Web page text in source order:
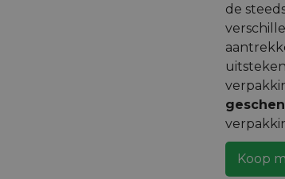
de
Koop